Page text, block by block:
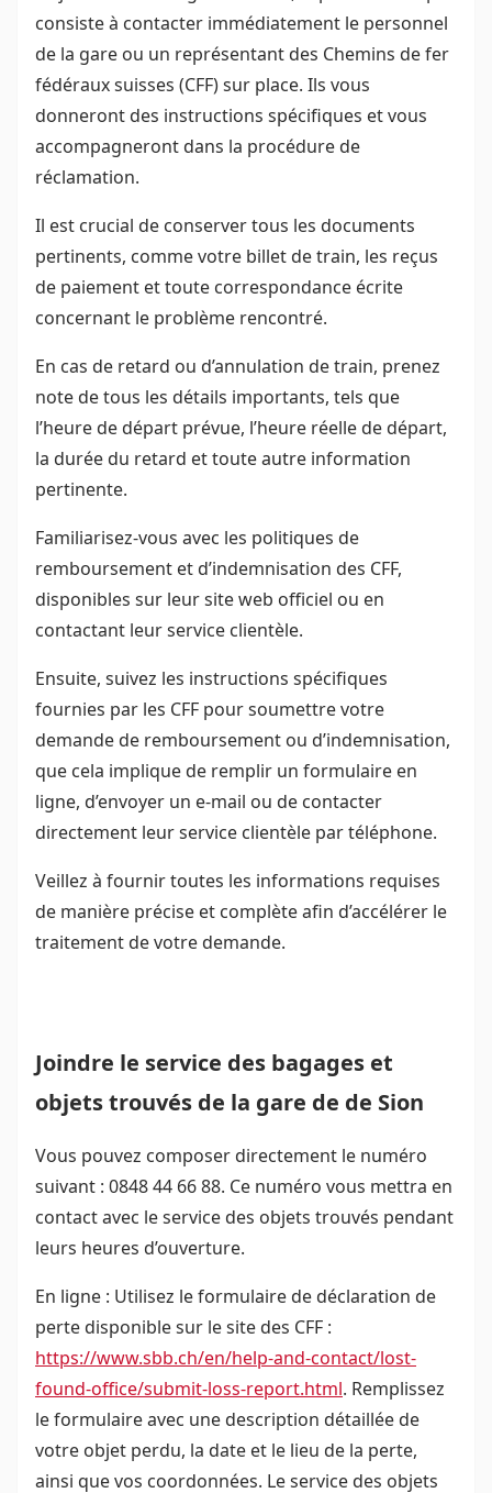
consiste à contacter immédiatement le personnel
de la gare ou un représentant des Chemins de fer
fédéraux suisses (CFF) sur place. Ils vous
donneront des instructions spécifiques et vous
accompagneront dans la procédure de
réclamation.
Il est crucial de conserver tous les documents
pertinents, comme votre billet de train, les reçus
de paiement et toute correspondance écrite
concernant le problème rencontré.
En cas de retard ou d’annulation de train, prenez
note de tous les détails importants, tels que
l’heure de départ prévue, l’heure réelle de départ,
la durée du retard et toute autre information
pertinente.
Familiarisez-vous avec les politiques de
remboursement et d’indemnisation des CFF,
disponibles sur leur site web officiel ou en
contactant leur service clientèle.
Ensuite, suivez les instructions spécifiques
fournies par les CFF pour soumettre votre
demande de remboursement ou d’indemnisation,
que cela implique de remplir un formulaire en
ligne, d’envoyer un e-mail ou de contacter
directement leur service clientèle par téléphone.
Veillez à fournir toutes les informations requises
de manière précise et complète afin d’accélérer le
traitement de votre demande.
Joindre le service des bagages et
objets trouvés de la gare de de Sion
Vous pouvez composer directement le numéro
suivant : 0848 44 66 88. Ce numéro vous mettra en
contact avec le service des objets trouvés pendant
leurs heures d’ouverture.
En ligne : Utilisez le formulaire de déclaration de
perte disponible sur le site des CFF :
https://www.sbb.ch/en/help-and-contact/lost-
found-office/submit-loss-report.html. Remplissez
le formulaire avec une description détaillée de
votre objet perdu, la date et le lieu de la perte,
ainsi que vos coordonnées. Le service des objets